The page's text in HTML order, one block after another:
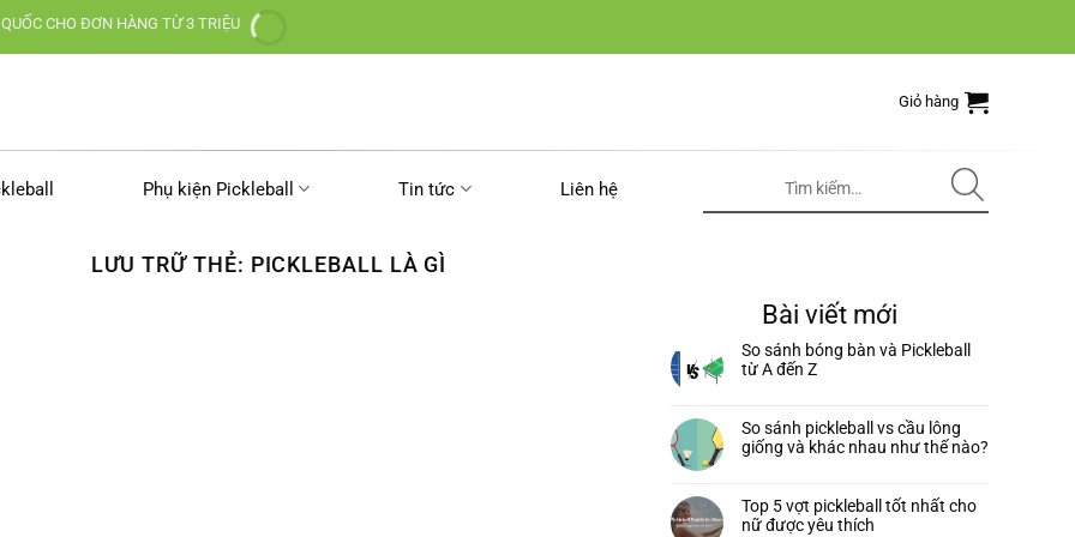
CHO ĐƠN HÀNG TỪ 3 TRIỆU
Giỏ hàng
Phụ kiện Pickleball Tin tức Liên hệ
LƯU TRỮ THẺ: PICKLEBALL LÀ GÌ
Bài viết mới
So sánh bóng bàn và Pickleball
từ A đến Z
So sánh pickleball vs cầu lông
giống và khác nhau như thế nào?
Top 5 vợt pickleball tốt nhất cho
nữ được yêu thích